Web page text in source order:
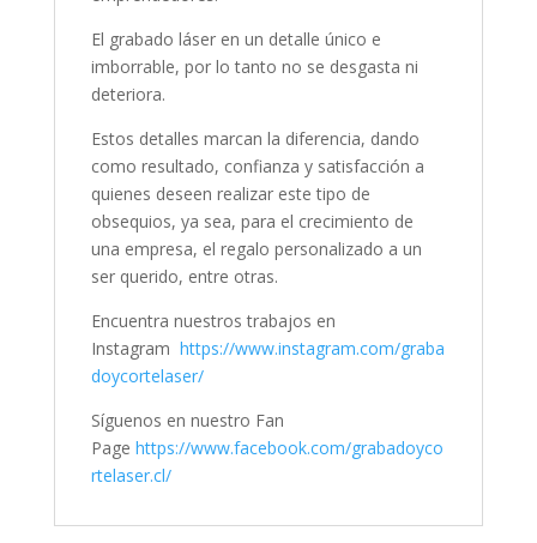
El grabado láser en un detalle único e
imborrable, por lo tanto no se desgasta ni
deteriora.
Estos detalles marcan la diferencia, dando
como resultado, confianza y satisfacción a
quienes deseen realizar este tipo de
obsequios, ya sea, para el crecimiento de
una empresa, el regalo personalizado a un
ser querido, entre otras.
Encuentra nuestros trabajos en
Instagram https://www.instagram.com/graba
doycortelaser/
Síguenos en nuestro Fan
Page https://www.facebook.com/grabadoyco
rtelaser.cl/